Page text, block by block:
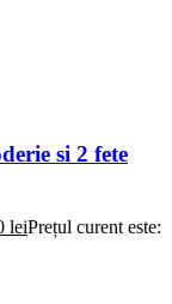
si 2 fete
leiPrețul curent este: